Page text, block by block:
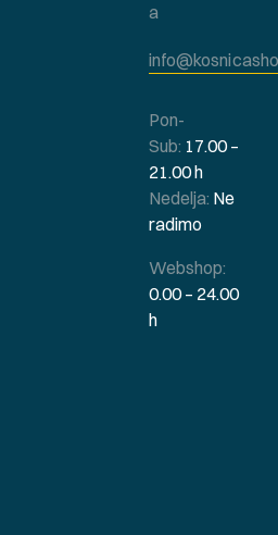
a
Pon-
Sub: 17.00 –
21.00 h
Nedelja: Ne
radimo
Webshop:
0.00 – 24.00
h